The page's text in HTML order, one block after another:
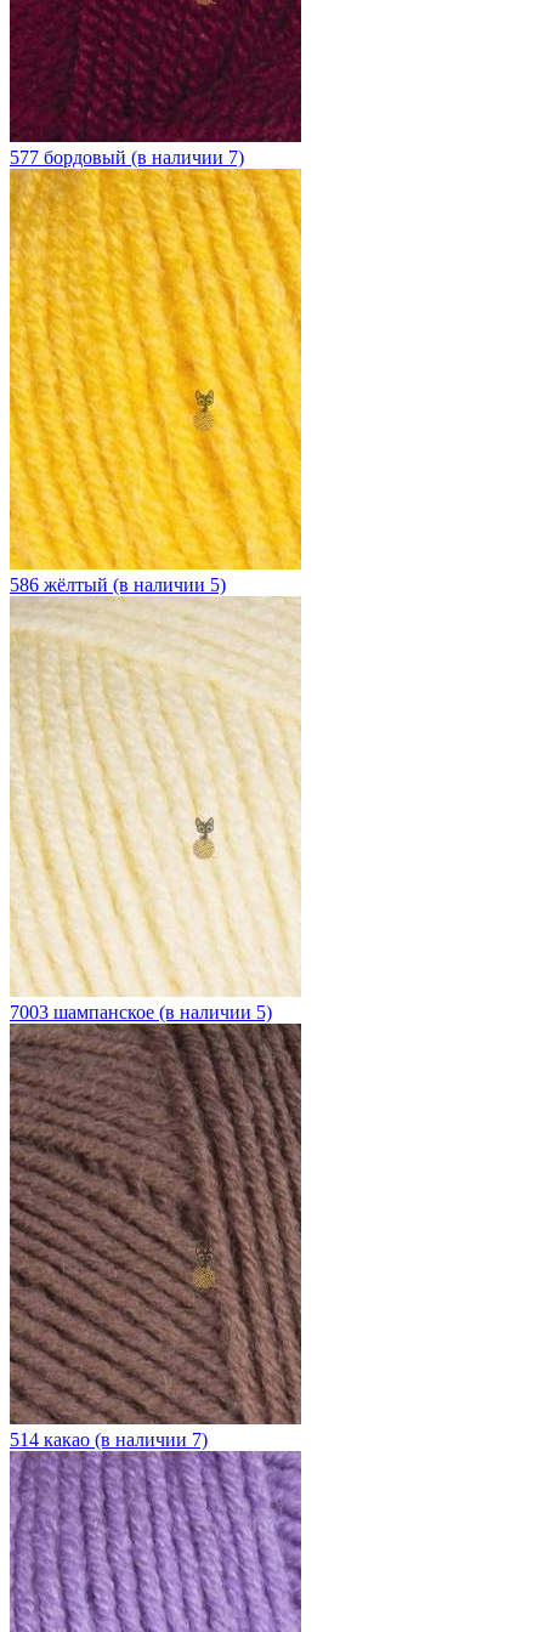
577 бордовый (в наличии 7)
586 жёлтый (в наличии 5)
7003 шампанское (в наличии 5)
514 какао (в наличии 7)